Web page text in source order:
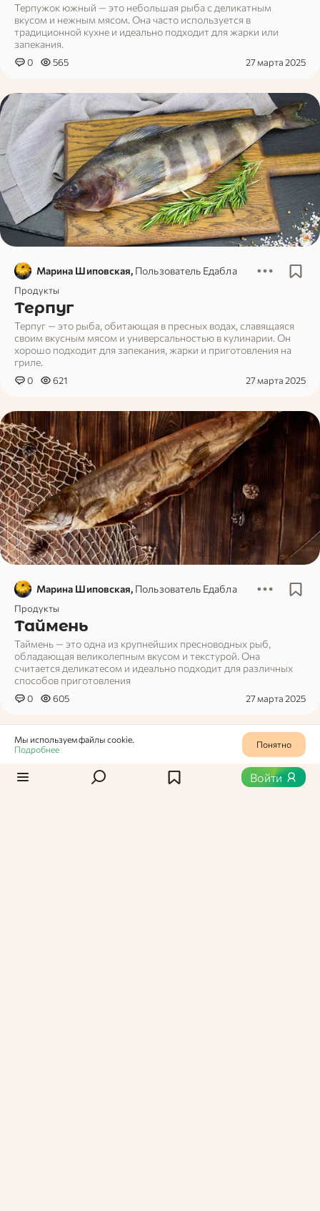
Терпужок южный — это небольшая рыба с деликатным
вкусом и нежным мясом. Она часто используется в
традиционной кухне и идеально подходит для жарки или
запекания.
0 565 27 марта 2025
Марина Шиповская, Пользователь Едабла
Продукты
Терпуг
Терпуг — это рыба, обитающая в пресных водах, славящаяся
своим вкусным мясом и универсальностью в кулинарии. Он
хорошо подходит для запекания, жарки и приготовления на
гриле.
0 621 27 марта 2025
Марина Шиповская, Пользователь Едабла
Продукты
Таймень
Таймень — это одна из крупнейших пресноводных рыб,
обладающая великолепным вкусом и текстурой. Она
считается деликатесом и идеально подходит для различных
способов приготовления
0 605 27 марта 2025
Войти
Мы используем файлы cookie.
Подробнее
Понятно